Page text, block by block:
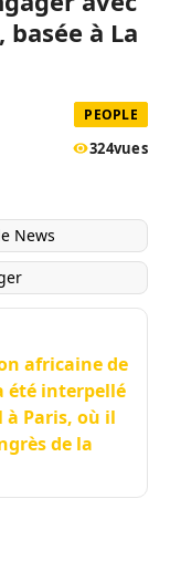
à La
PEOPLE
324vues
News
africaine de
été interpellé
à Paris, où il
de la